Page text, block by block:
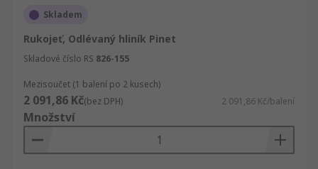
Skladem
Rukojeť, Odlévaný hliník Pinet
Skladové číslo RS 826-155
Mezisoučet (1 balení po 2 kusech)
2 091,86 Kč(bez DPH) 2 091,86 Kč/balení
Množství